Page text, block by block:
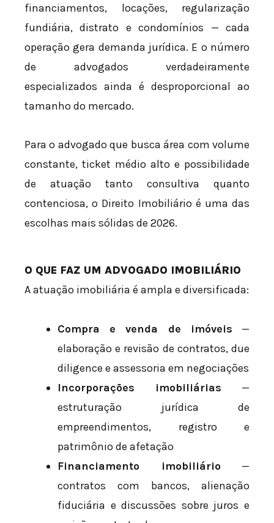
financiamentos, locações, regularização
fundiária, distrato e condomínios — cada
operação gera demanda jurídica. E o número
de advogados verdadeiramente
especializados ainda é desproporcional ao
tamanho do mercado.
Para o advogado que busca área com volume
constante, ticket médio alto e possibilidade
de atuação tanto consultiva quanto
contenciosa, o Direito Imobiliário é uma das
escolhas mais sólidas de 2026.
O QUE FAZ UM ADVOGADO IMOBILIÁRIO
A atuação imobiliária é ampla e diversificada:
Compra e venda de imóveis —
elaboração e revisão de contratos, due
diligence e assessoria em negociações
Incorporações imobiliárias —
estruturação jurídica de
empreendimentos, registro e
patrimônio de afetação
Financiamento imobiliário—
contratos com bancos, alienação
fiduciária e discussões sobre juros e